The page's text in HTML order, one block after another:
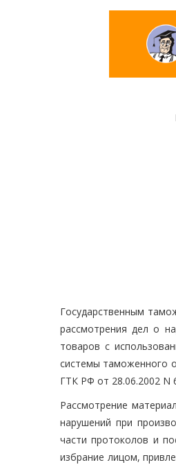
Государственным
рассмотрения дел о
товаров с
системы таможенного
ГТК РФ от 28.06.2002 N
Рассмотрение
нарушений при
части протоколов и
избрание лицом,